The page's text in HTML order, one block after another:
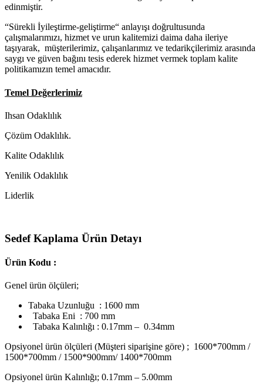
edinmiştir.
“Sürekli İyileştirme-geliştirme“ anlayışı doğrultusunda
çalışmalarımızı, hizmet ve urun kalitemizi daima daha ileriye
taşıyarak, müşterilerimiz, çalışanlarımız ve tedarikçilerimiz arasında
saygı ve güven bağını tesis ederek hizmet vermek toplam kalite
politikamızın temel amacıdır.
Temel Değerlerimiz
Ihsan Odaklılık
Çözüm Odaklılık.
Kalite Odaklılık
Yenilik Odaklılık
Liderlik
Sedef Kaplama Ürün Detayı
Ürün Kodu :
Genel ürün ölçüleri;
Tabaka Uzunluğu : 1600 mm
Tabaka Eni : 700 mm
Tabaka Kalınlığı : 0.17mm – 0.34mm
Opsiyonel ürün ölçüleri (Müşteri siparişine göre) ; 1600*700mm /
1500*700mm / 1500*900mm/ 1400*700mm
Opsiyonel ürün Kalınlığı; 0.17mm – 5.00mm